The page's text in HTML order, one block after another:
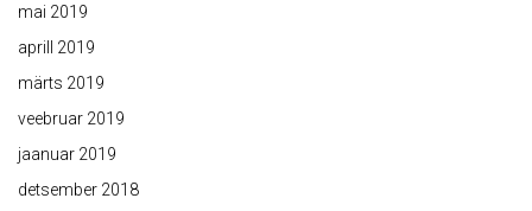
mai 2019
aprill 2019
märts 2019
veebruar 2019
jaanuar 2019
detsember 2018